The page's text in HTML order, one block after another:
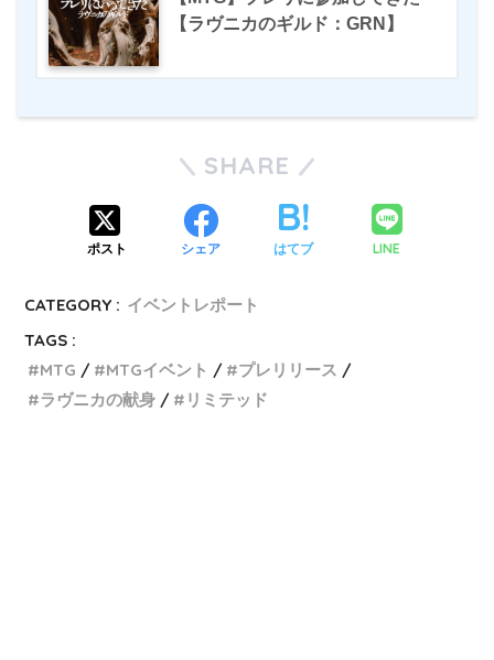
【ラヴニカのギルド：GRN】
SHARE
ポスト シェア はてブ LINE
CATEGORY : イベントレポート
TAGS :
MTG
MTGイベント
プレリリース
ラヴニカの献身
リミテッド